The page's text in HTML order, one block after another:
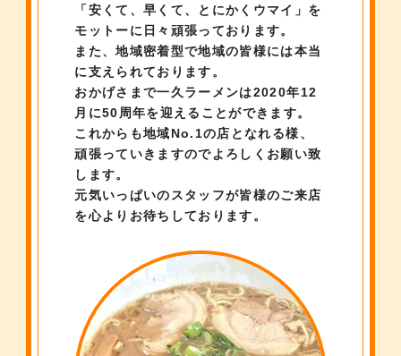
「安くて、早くて、とにかくウマイ」を
モットーに 日々頑張っております。
また、地域密着型で地域の皆様には本当
に支えられております。
おかげさまで一久ラーメンは2020年12
月に50周年を迎えることができます。
これからも地域No.1の店となれる様、
頑張っていきますのでよろしくお願い致
します。
元気いっぱいのスタッフが皆様のご来店
を心よりお待ちしております。